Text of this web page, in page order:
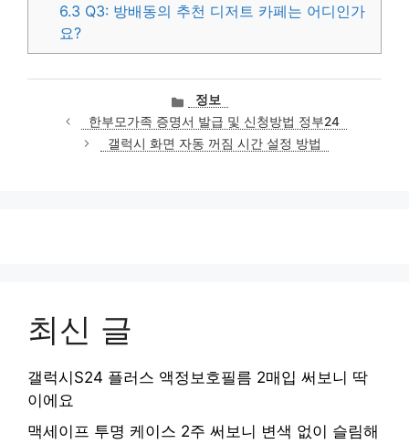
6.3 Q3: 방배동의 추천 디저트 카페는 어디인가
요?
카
테
고
리
정보
한부모가족 증명서 발급 및 신청방법 정부24
갤럭시 화면 자동 꺼짐 시간 설정 방법
최신 글
갤럭시S24 플러스 액정보호필름 2매입 써보니 딱
이에요
맥세이프 투명 케이스 2주 써보니 변색 없이 슬림해